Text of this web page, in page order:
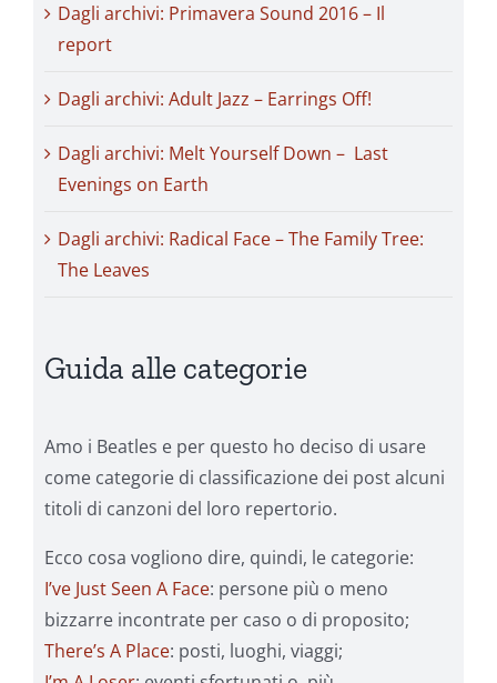
Dagli archivi: Primavera Sound 2016 – Il
report
Dagli archivi: Adult Jazz – Earrings Off!
Dagli archivi: Melt Yourself Down – Last
Evenings on Earth
Dagli archivi: Radical Face – The Family Tree:
The Leaves
Guida alle categorie
Amo i Beatles e per questo ho deciso di usare
come categorie di classificazione dei post alcuni
titoli di canzoni del loro repertorio.
Ecco cosa vogliono dire, quindi, le categorie:
I’ve Just Seen A Face: persone più o meno
bizzarre incontrate per caso o di proposito;
There’s A Place: posti, luoghi, viaggi;